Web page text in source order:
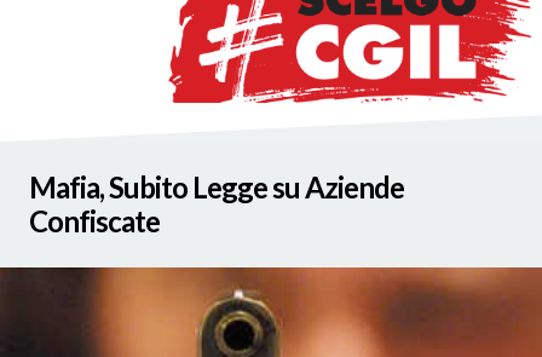
Mafia, Subito Legge su Aziende
Confiscate
INCA